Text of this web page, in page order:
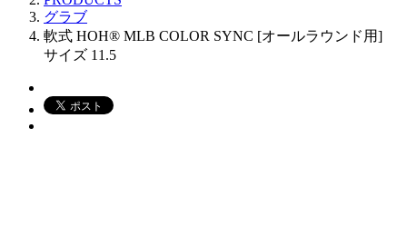
グラブ
軟式 HOH® MLB COLOR SYNC [オールラウンド用]
サイズ 11.5